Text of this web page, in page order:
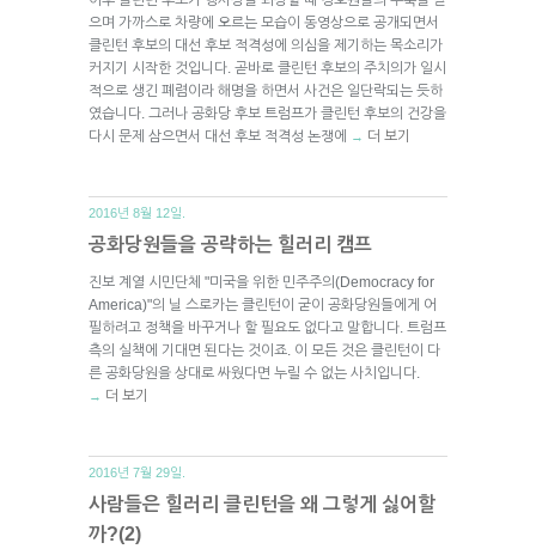
으며 가까스로 차량에 오르는 모습이 동영상으로 공개되면서
클린턴 후보의 대선 후보 적격성에 의심을 제기하는 목소리가
커지기 시작한 것입니다. 곧바로 클린턴 후보의 주치의가 일시
적으로 생긴 폐렴이라 해명을 하면서 사건은 일단락되는 듯하
였습니다. 그러나 공화당 후보 트럼프가 클린턴 후보의 건강을
다시 문제 삼으면서 대선 후보 적격성 논쟁에
→ 더 보기
2016년 8월 12일.
공화당원들을 공략하는 힐러리 캠프
진보 계열 시민단체 "미국을 위한 민주주의(Democracy for
America)"의 닐 스로카는 클린턴이 굳이 공화당원들에게 어
필하려고 정책을 바꾸거나 할 필요도 없다고 말합니다. 트럼프
측의 실책에 기대면 된다는 것이죠. 이 모든 것은 클린턴이 다
른 공화당원을 상대로 싸웠다면 누릴 수 없는 사치입니다.
→ 더 보기
2016년 7월 29일.
사람들은 힐러리 클린턴을 왜 그렇게 싫어할
까?(2)